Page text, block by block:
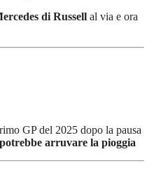
di Russell al via e ora
GP del 2025 dopo la pausa
potrebbe arruvare la pioggia